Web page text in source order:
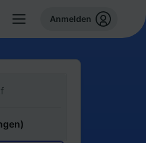
Anmelden